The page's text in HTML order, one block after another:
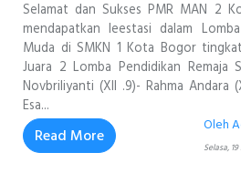
Selamat dan Sukses PMR MAN 2
mendapatkan leestasi dalam
Muda di SMKN 1 Kota Bogor
Juara 2 Lomba Pendidikan Remaja
Novbriliyanti (XII .9)- Rahma Andara
Esa...
Read More
Oleh
Selasa,